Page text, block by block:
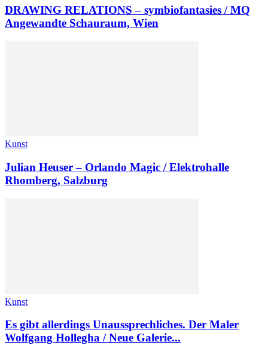
DRAWING RELATIONS – symbiofantasies / MQ
Angewandte Schauraum, Wien
Kunst
Julian Heuser – Orlando Magic / Elektrohalle
Rhomberg, Salzburg
Kunst
Es gibt allerdings Unaussprechliches. Der Maler
Wolfgang Hollegha / Neue Galerie...